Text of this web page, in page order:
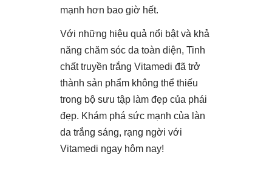
mạnh hơn bao giờ hết.
Với những hiệu quả nổi bật và khả
năng chăm sóc da toàn diện, Tinh
chất truyền trắng Vitamedi đã trở
thành sản phẩm không thể thiếu
trong bộ sưu tập làm đẹp của phái
đẹp. Khám phá sức mạnh của làn
da trắng sáng, rạng ngời với
Vitamedi ngay hôm nay!